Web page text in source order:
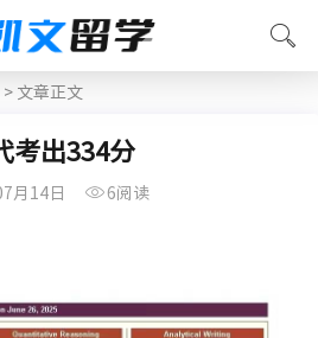
> 文章正文
考出334分
月14日 6阅读